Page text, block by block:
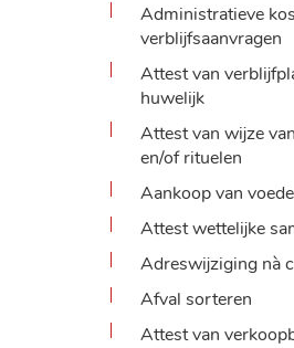
Administratieve
verblijfsaanvragen
Attest van
huwelijk
Attest van wijze
en/of rituelen
Aankoop van
Attest wettelijke
Adreswijziging nà
Afval sorteren
Attest van